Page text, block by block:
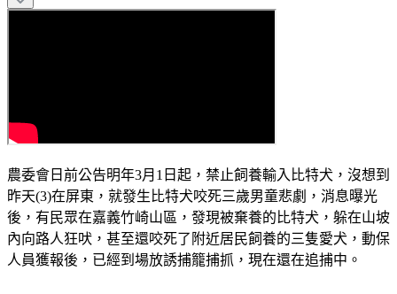
農委會日前公告明年3月1日起，禁止飼養輸入比特犬，沒想到
昨天(3)在屏東，就發生比特犬咬死三歲男童悲劇，消息曝光
後，有民眾在嘉義竹崎山區，發現被棄養的比特犬，躲在山坡
內向路人狂吠，甚至還咬死了附近居民飼養的三隻愛犬，動保